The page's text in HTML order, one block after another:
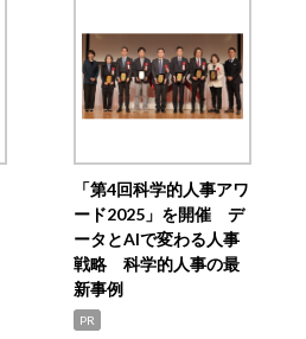
「第4回科学的人事アワ
ード2025」を開催 デ
ータとAIで変わる人事
戦略 科学的人事の最
新事例
PR